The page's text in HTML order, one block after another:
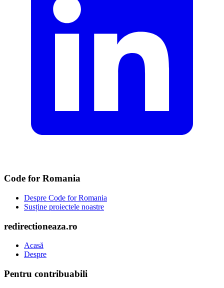
Code for Romania
Despre Code for Romania
Susține proiectele noastre
redirectioneaza.ro
Acasă
Despre
Pentru contribuabili